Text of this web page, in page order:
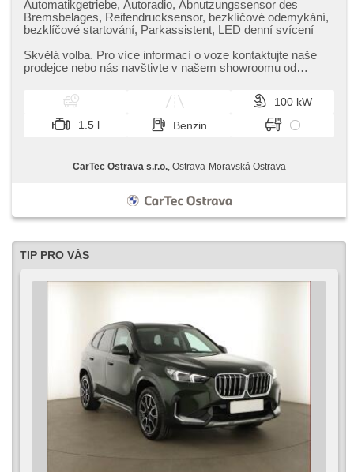
Automatikgetriebe, Autoradio, Abnutzungssensor des
Bremsbelages, Reifendrucksensor, bezklíčové odemykání,
bezklíčové startování, Parkassistent, LED denní svícení
Skvělá volba. Pro více informací o voze kontaktujte naše
prodejce nebo nás navštivte v našem showroomu od
100 kW
1.5 l
Benzin
CarTec Ostrava s.r.o., Ostrava-Moravská Ostrava
TIP PRO VÁS